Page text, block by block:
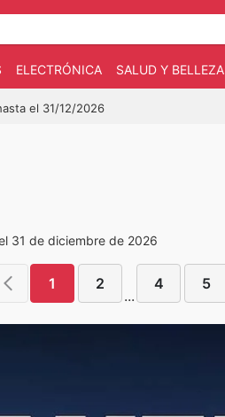
ELECTRÓNICA SALUD Y BELLEZA
el 31/12/2026
31 de diciembre de 2026
1 2
...
4 5